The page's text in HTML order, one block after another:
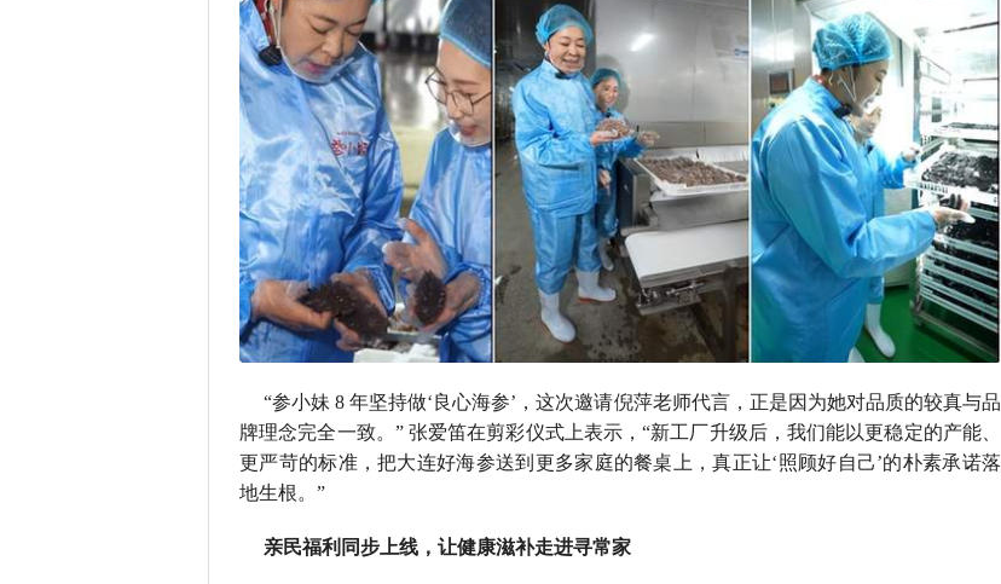
“参小妹 8 年坚持做‘良心海参’，这次邀请倪萍老师代言，正是因为她对品质的较真与品
牌理念完全一致。” 张爱笛在剪彩仪式上表示，“新工厂升级后，我们能以更稳定的产能、
更严苛的标准，把大连好海参送到更多家庭的餐桌上，真正让‘照顾好自己’的朴素承诺落
地生根。”
亲民福利同步上线，让健康滋补走进寻常家